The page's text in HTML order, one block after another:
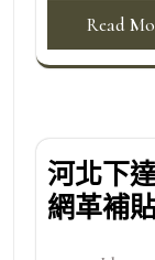
Read
河北下
網革補